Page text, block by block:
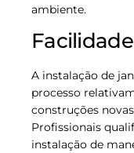
ambiente.
A instalação de
processo
construções
Profissionais
instalação de